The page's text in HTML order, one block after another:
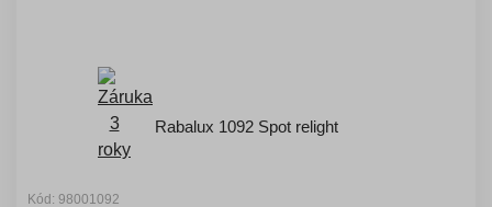
Rabalux 1092 Spot relight
Kód: 98001092